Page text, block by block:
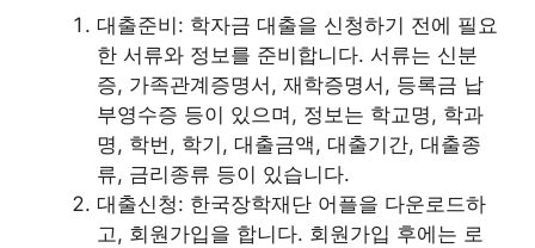
대출준비: 학자금 대출을 신청하기 전에 필요
한 서류와 정보를 준비합니다. 서류는 신분
증, 가족관계증명서, 재학증명서, 등록금 납
부영수증 등이 있으며, 정보는 학교명, 학과
명, 학번, 학기, 대출금액, 대출기간, 대출종
류, 금리종류 등이 있습니다.
대출신청: 한국장학재단 어플을 다운로드하
고, 회원가입을 합니다. 회원가입 후에는 로